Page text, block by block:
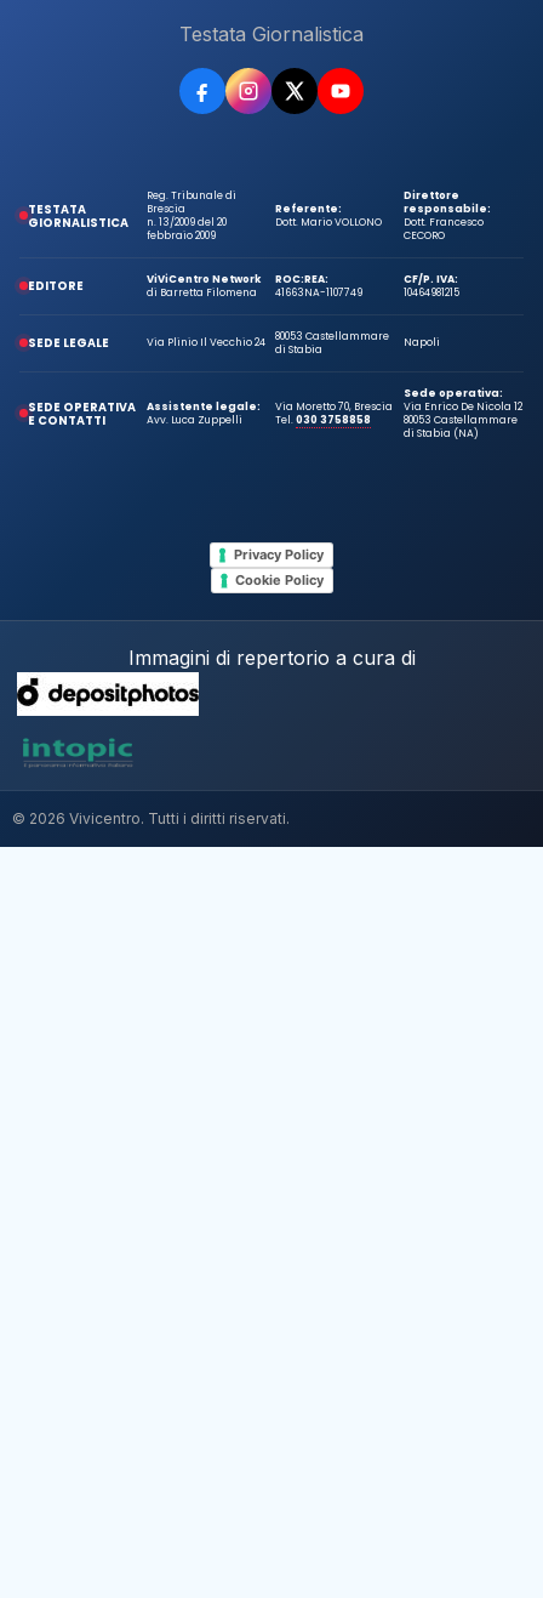
Testata Giornalistica
TESTATA
GIORNALISTICA
Reg. Tribunale di
Brescia
n. 13/2009 del 20
febbraio 2009
Referente:
Dott. Mario VOLLONO
Direttore
responsabile:
Dott. Francesco
CECORO
EDITORE
ViViCentro Network
di Barretta Filomena
ROC:
41663
REA:
NA-1107749
CF/P. IVA:
10464981215
SEDE LEGALE Via Plinio Il Vecchio 24
80053 Castellammare
di Stabia
Napoli
SEDE OPERATIVA
E CONTATTI
Assistente legale:
Avv. Luca Zuppelli
Via Moretto 70, Brescia
Tel.030 3758858
Sede operativa:
Via Enrico De Nicola 12
80053 Castellammare
di Stabia (NA)
Privacy Policy
Cookie Policy
Immagini di repertorio a cura di
© 2026 Vivicentro. Tutti i diritti riservati.